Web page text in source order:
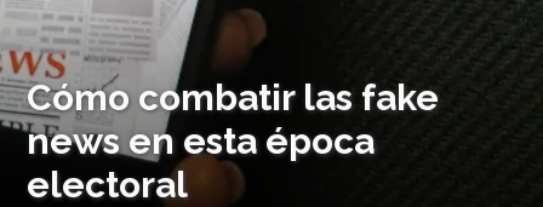
Cómo combatir las fake
news en esta época
electoral